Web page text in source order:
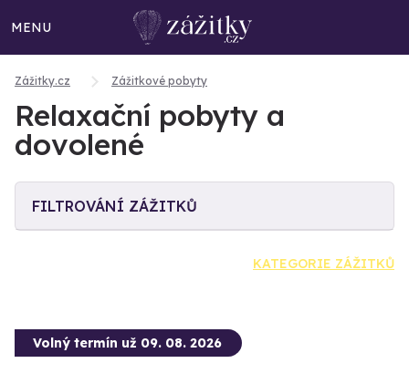
MENU
Zážitky.cz Zážitkové pobyty
Relaxační pobyty a
dovolené
FILTROVÁNÍ ZÁŽITKŮ
KATEGORIE ZÁŽITKŮ
Volný termín už 09. 08. 2026